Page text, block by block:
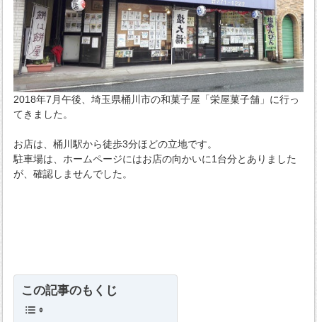
2018年7月午後、埼玉県桶川市の和菓子屋「栄屋菓子舗」に行っ
てきました。
お店は、桶川駅から徒歩3分ほどの立地です。
駐車場は、ホームページにはお店の向かいに1台分とありました
が、確認しませんでした。
この記事のもくじ